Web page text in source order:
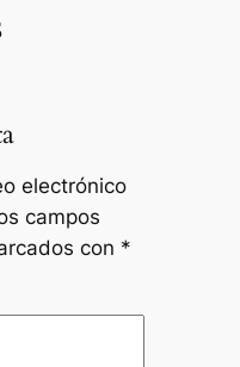
electrónico
campos
con *